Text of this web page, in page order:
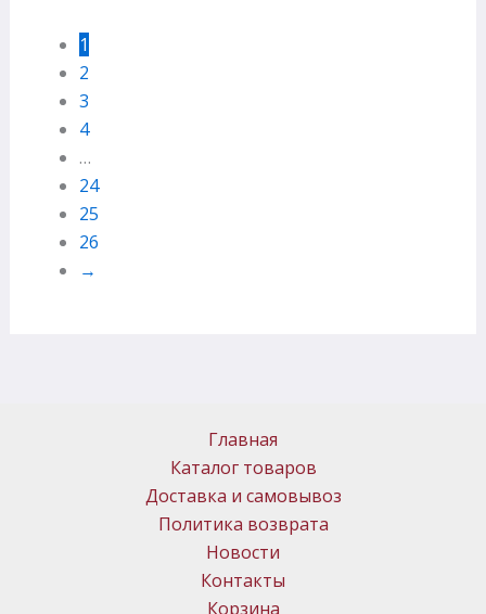
1
2
3
4
…
24
25
26
→
Главная
Каталог товаров
Доставка и самовывоз
Политика возврата
Новости
Контакты
Корзина